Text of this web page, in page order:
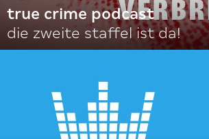
true crime podcast
die zweite staffel ist da!